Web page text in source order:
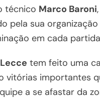
técnico Marco Baroni
pela sua
em cada
Lecce tem feito uma
vitórias importantes
a se afastar da